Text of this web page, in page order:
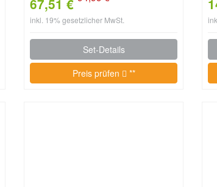
67,51 €
inkl. 19% gesetzlicher MwSt.
Set-Details
Preis prüfen
**